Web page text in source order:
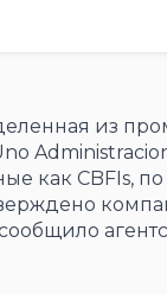
из
как CBFIs, по